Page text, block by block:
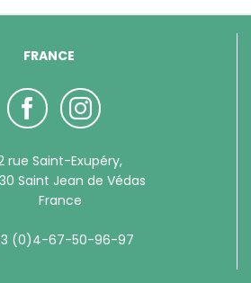
FRANCE
rue Saint-Exupéry,
Saint Jean de Védas
France
(0)4-67-50-96-97